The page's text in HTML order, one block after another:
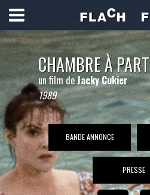
CHAMBRE À PART
un film deJacky Cukier
1989
BANDE ANNONCE
PRESSE